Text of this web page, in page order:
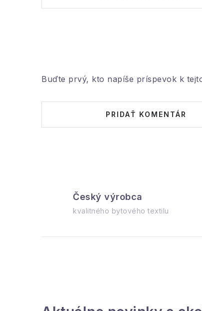
Český výrobca
kvalitného bytového textilu
Buďte prvý, kto napíše príspevok k
PRIDAŤ KOMENTÁR